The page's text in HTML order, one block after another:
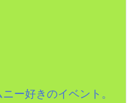
ー好きのイベント。